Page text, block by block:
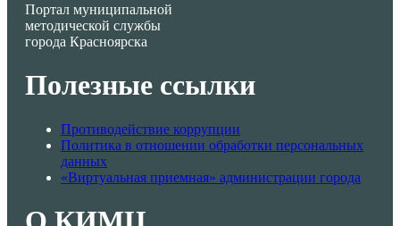
Портал муниципальной
методической службы
города Красноярска
Полезные ссылки
Противодействие коррупции
Политика в отношении обработки персональных
данных
«Виртуальная приемная» администрации города